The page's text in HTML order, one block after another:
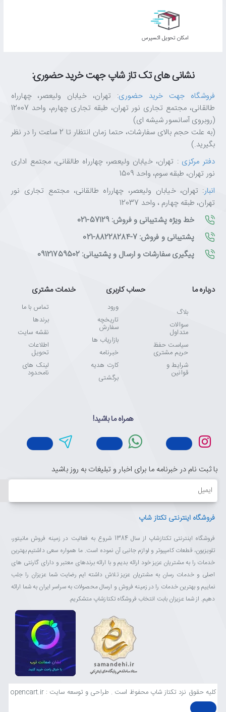
اﻣﮑﺎن ﺗﺤﻮﯾﻞ اﮐﺴﭙﺮس
نشانی های تک تاز شاپ جهت خرید حضوری:
فروشگاه جهت خرید حضوری: تهران، خیابان ولیعصر، چهارراه
طالقانی، مجتمع تجاری نور تهران، طبقه تجاری چهارم، واحد 12007
(روبروی آسانسور شیشه ای)
(به علت حجم بالای سفارشات، حتما زمان انتظار تا 2 ساعت را در نظر
بگیرید.)
دفتر مرکزی : تهران، خیابان ولیعصر، چهارراه طالقانی، مجتمع اداری
نور تهران، طبقه سوم، واحد 1509
انبار: تهران، خیابان ولیعصر، چهارراه طالقانی، مجتمع تجاری نور
تهران، طبقه چهارم ، واحد 12037
خط ویژه پشتیبانی و فروش: 57129-021
پشتیبانی و فروش: 7-88228284-021
پیگیری سفارشات و ارسال و پشتیبانی: 09121759502
درباره ما
بلاگ
سوالات
متداول
سیاست حفظ
حریم مشتری
شرایط و
قوانین
حساب کاربری
ورود
تاریخچه
سفارش
بازاریاب ها
خبرنامه
کارت هدیه
برگشتی
خدمات مشتری
تماس با ما
برندها
نقشه سایت
اطلاعات
تحویل
لینک های
نامحدود
همراه ما باشید!
با ثبت نام در خبرنامه ما برای اخبار و تبلیغات به روز باشید
ایمیل
فروشگاه اینترنتی تکتاز شاپ
فروشگاه اینترنتی تکتازشاپ از سال 1384 شروع به فعالیت در زمینه فروش مانیتور،
تلویزیون، قطعات کامپیوتر و لوازم جانبی آن نموده است. ما همواره سعی داشتیم بهترین
خدمات را به مشتریان عزیز خود ارائه بدیم و با ارائه برندهای معتبر و دارای گارنتی های
اصلی و خدمات رسان به مشتریان عزیز تلاش داشته ایم رضایت شما عزیزان را جلب
نماییم و بهترین خدمات را در زمینه فروش و ارسال محصولات به سراسر ایران به شما ارائه
دهیم. از شما عزیزان بابت انتخاب فروشگاه تکتازشاپ متشکریم.
کلیه حقوق نزد تکتاز شاپ محفوظ است . طراحی و توسعه سایت : opencart.ir